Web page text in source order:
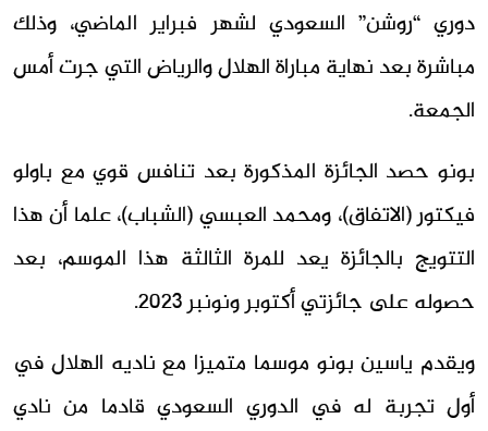
دوري “روشن” السعودي لشهر فبراير الماضي، وذلك
مباشرة بعد نهاية مباراة الهلال والرياض التي جرت أمس
الجمعة.
بونو حصد الجائزة المذكورة بعد تنافس قوي مع باولو
فيكتور (الاتفاق)، ومحمد العبسي (الشباب)، علما أن هذا
التتويج بالجائزة يعد للمرة الثالثة هذا الموسم، بعد
حصوله على جائزتي أكتوبر ونونبر 2023.
ويقدم ياسين بونو موسما متميزا مع ناديه الهلال في
أول تجربة له في الدوري السعودي قادما من نادي